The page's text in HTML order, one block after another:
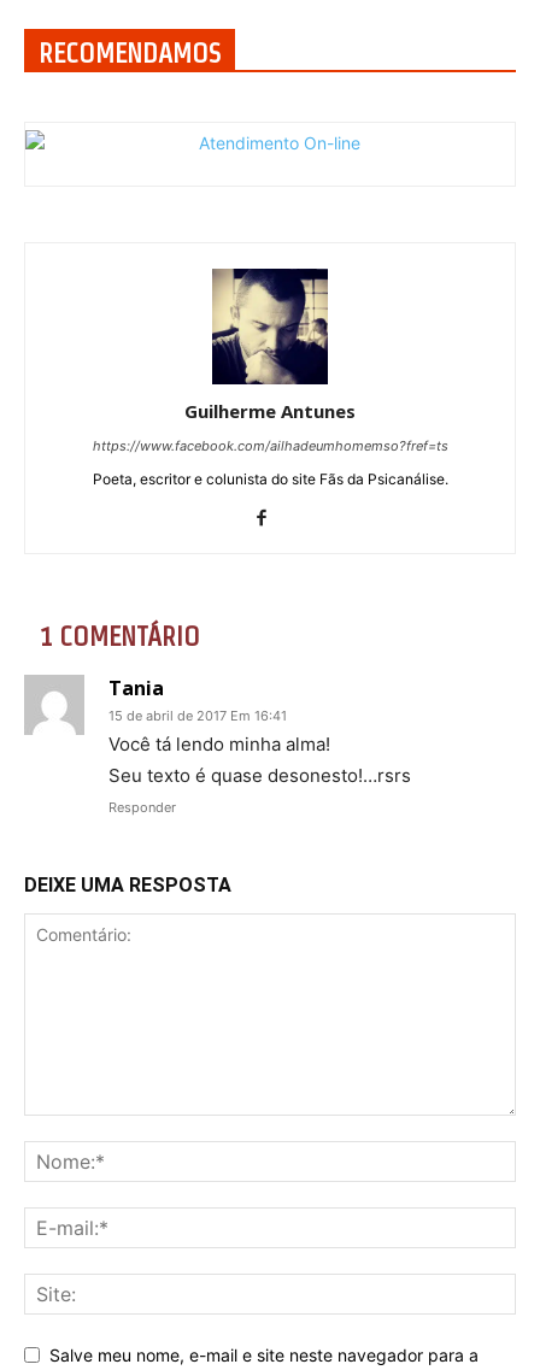
RECOMENDAMOS
Guilherme Antunes
https://www.facebook.com/ailhadeumhomemso?fref=ts
Poeta, escritor e colunista do site Fãs da Psicanálise.
1 COMENTÁRIO
Tania
15 de abril de 2017 Em 16:41
Você tá lendo minha alma!
Seu texto é quase desonesto!…rsrs
Responder
DEIXE UMA RESPOSTA
Salve meu nome, e-mail e site neste navegador para a